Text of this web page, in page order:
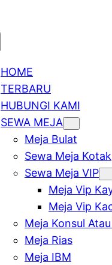
HOME
TERBARU
HUBUNGI KAMI
SEWA MEJA
Meja Bulat
Sewa Meja Kotak
Sewa Meja VIP
Meja Vip
Meja Vip
Meja Konsul
Meja Rias
Meja IBM